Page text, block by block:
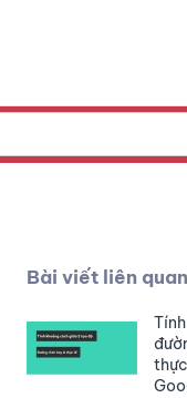
Bài viết liên quan